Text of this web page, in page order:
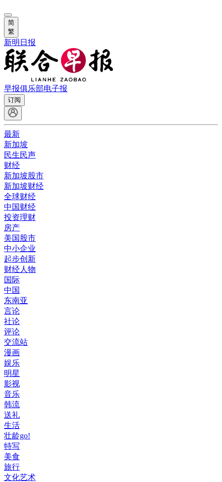
简
繁
新明日报
早报俱乐部电子报
订阅
最新
新加坡
民生民声
财经
新加坡股市
新加坡财经
全球财经
中国财经
投资理财
房产
美国股市
中小企业
起步创新
财经人物
国际
中国
东南亚
言论
社论
评论
交流站
漫画
娱乐
明星
影视
音乐
韩流
送礼
生活
壮龄go!
特写
美食
旅行
文化艺术